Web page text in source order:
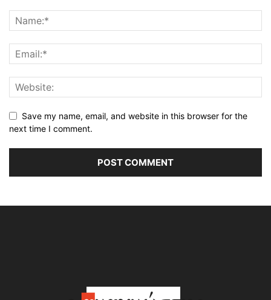
Save my name, email, and website in this browser for the
next time I comment.